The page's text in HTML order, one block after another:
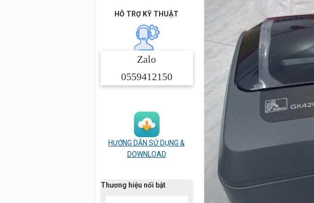
HỖ TRỢ KỸ THUẬT
Zalo
0559412150
HƯỚNG DẪN SỬ DỤNG &
DOWNLOAD
Thương hiệu nổi bật